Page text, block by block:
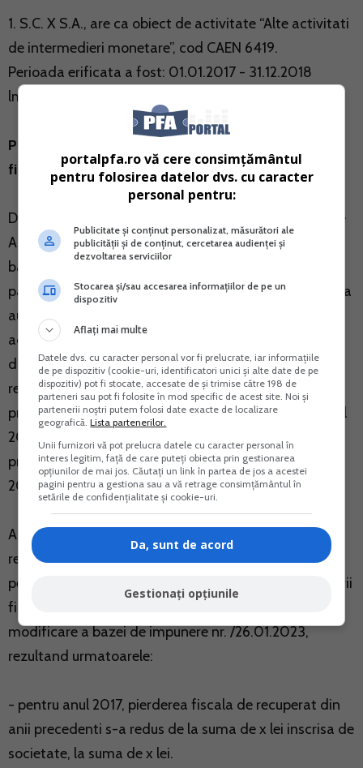
1. S.C. X S.A., are ca obiect de activitate “Alte activitati
de intermedieri monetare”, cod CAEN 6419.
Perioada erificata a fost: 01.01.2017 - 31.12.2018
lmpozit pe profit.
Principalele constatari ale organelor de inspectie
fiscala au fost:
Din verificarea informatiilor existente in baza de date
ANAF si tinand cont de Decizia privind modificarea
bazei de impozitare ca urmare a inspectiei fiscale
partiale derulate anterior, organele de inspectie fiscala
au constatat ca de la data comunicarii actelor
administrativ fiscale si pana la initierea verificarii
documentare, S.C. X S.A. nu a depus declaratii
rectificative cod 101 “Declaratia pFiYind impozitul pe
profit”, prin care pierderea fiscala stabilita pentru anul
2016, sa fie preluata corect in declaratii rectificative
privind impozitul pe profit cod 101, aferente anilor
2017 si 2018.
Astfel, organele de inspectie fiscala au procedat la
recalcularea rezultatului fiscal al societatii pentru
perioada 01.01.2017-31.12.2018, prin preluarea pierderii
fiscale stabilita pentru anul 2016 prin Decizia de
modificare a bazei de impunere nr. /26.01.2023,
rezultand urmatoarele:
- pentru anul 2017, pierderea fiscala de recuperat din
anii precedenti s-a redus de la suma de x lei inscrisa de
societate, la suma de x lei.
portalpfa.ro vă cere consimțământul
pentru folosirea datelor dvs. cu caracter
personal pentru:
Publicitate și conținut personalizat, măsurători ale
publicității și de conținut, cercetarea audienței și
dezvoltarea serviciilor
Stocarea și/sau accesarea informațiilor de pe un
dispozitiv
Aflați mai multe
Datele dvs. cu caracter personal vor fi prelucrate, iar informațiile
de pe dispozitiv (cookie-uri, identificatori unici și alte date de pe
dispozitiv) pot fi stocate, accesate de și trimise către 198 de
parteneri sau pot fi folosite în mod specific de acest site. Noi și
partenerii noștri putem folosi date exacte de localizare
geografică.Lista partenerilor.
Unii furnizori vă pot prelucra datele cu caracter personal în
interes legitim, față de care puteți obiecta prin gestionarea
opțiunilor de mai jos. Căutați un link în partea de jos a acestei
pagini pentru a gestiona sau a vă retrage consimțământul în
setările de confidențialitate și cookie-uri.
Da, sunt de acord
Gestionați opțiunile